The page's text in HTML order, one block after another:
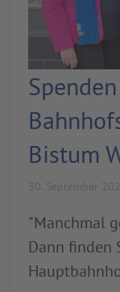
Bistum
30. September
"Manchmal
Dann finden